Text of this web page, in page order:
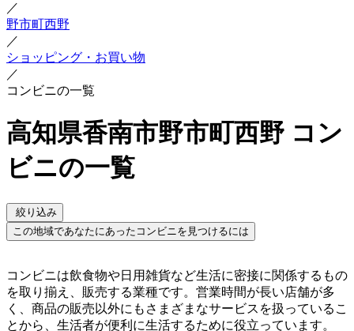
／
野市町西野
／
ショッピング・お買い物
／
コンビニの一覧
高知県香南市野市町西野 コン
ビニの一覧
絞り込み
この地域であなたにあったコンビニを見つけるには
コンビニは飲食物や日用雑貨など生活に密接に関係するもの
を取り揃え、販売する業種です。営業時間が長い店舗が多
く、商品の販売以外にもさまざまなサービスを扱っているこ
とから、生活者が便利に生活するために役立っています。